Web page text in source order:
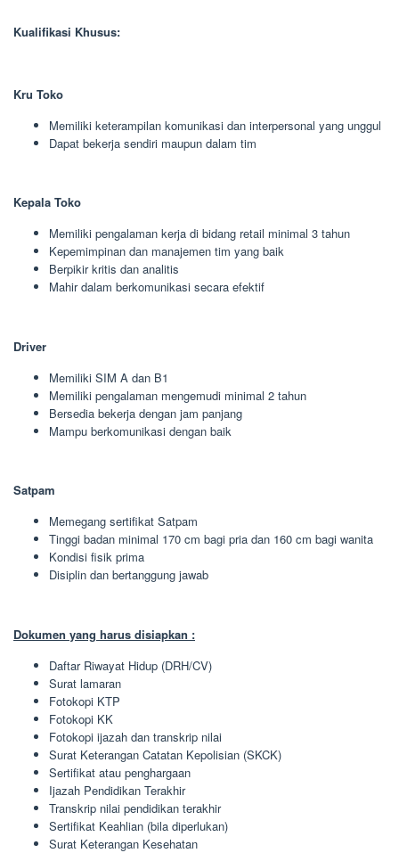
Kualifikasi Khusus:
Kru Toko
Memiliki keterampilan komunikasi dan interpersonal yang unggul
Dapat bekerja sendiri maupun dalam tim
Kepala Toko
Memiliki pengalaman kerja di bidang retail minimal 3 tahun
Kepemimpinan dan manajemen tim yang baik
Berpikir kritis dan analitis
Mahir dalam berkomunikasi secara efektif
Driver
Memiliki SIM A dan B1
Memiliki pengalaman mengemudi minimal 2 tahun
Bersedia bekerja dengan jam panjang
Mampu berkomunikasi dengan baik
Satpam
Memegang sertifikat Satpam
Tinggi badan minimal 170 cm bagi pria dan 160 cm bagi wanita
Kondisi fisik prima
Disiplin dan bertanggung jawab
Dokumen yang harus disiapkan :
Daftar Riwayat Hidup (DRH/CV)
Surat lamaran
Fotokopi KTP
Fotokopi KK
Fotokopi ijazah dan transkrip nilai
Surat Keterangan Catatan Kepolisian (SKCK)
Sertifikat atau penghargaan
Ijazah Pendidikan Terakhir
Transkrip nilai pendidikan terakhir
Sertifikat Keahlian (bila diperlukan)
Surat Keterangan Kesehatan